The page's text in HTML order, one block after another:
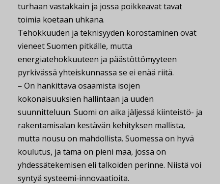
turhaan vastakkain ja jossa poikkeavat tavat
toimia koetaan uhkana.
Tehokkuuden ja teknisyyden korostaminen ovat
vieneet Suomen pitkälle, mutta
energiatehokkuuteen ja päästöttömyyteen
pyrkivässä yhteiskunnassa se ei enää riitä.
– On hankittava osaamista isojen
kokonaisuuksien hallintaan ja uuden
suunnitteluun. Suomi on aika jäljessä kiinteistö- ja
rakentamisalan kestävän kehityksen mallista,
mutta nousu on mahdollista. Suomessa on hyvä
koulutus, ja tämä on pieni maa, jossa on
yhdessätekemisen eli talkoiden perinne. Niistä voi
syntyä systeemi-innovaatioita.